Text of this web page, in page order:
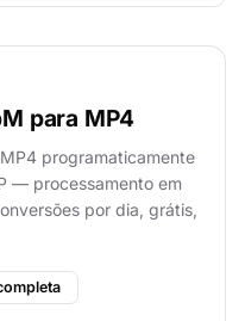
para MP4
programaticamente
— processamento em
por dia, grátis,